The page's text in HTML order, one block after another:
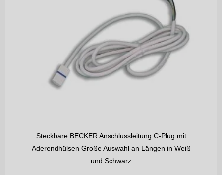
Steckbare BECKER Anschlussleitung C-Plug mit
Aderendhülsen Große Auswahl an Längen in Weiß
und Schwarz